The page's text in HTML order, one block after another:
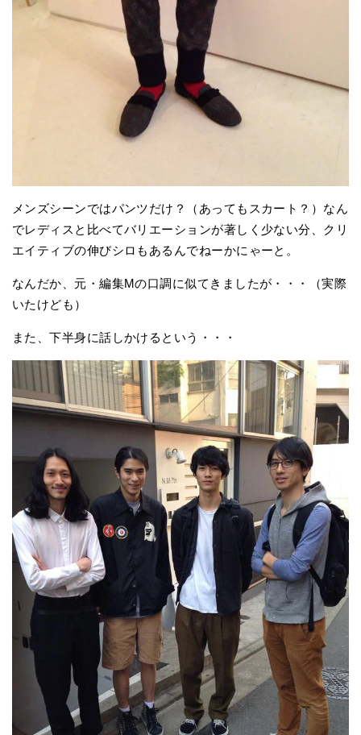
メンズシーンではパンツだけ？（あってもスカート？）なん
でレディスと比べてバリエーションが著しく少ない分、クリ
エイティブの伸びシロもあるんでねーかにゃーと。
なんだか、元・編集Mの口調に似てきましたが・・・（実際
いたけども）
また、下半身に話しかけるという・・・